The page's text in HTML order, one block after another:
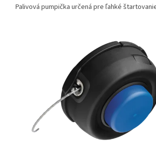
Palivová pumpička určená pre ľahké